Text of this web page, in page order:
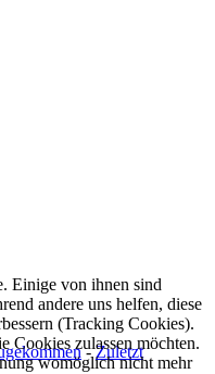
-Zuletzt
Einige von ihnen sind
andere uns helfen, diese
(Tracking Cookies).
Cookies zulassen möchten.
womöglich nicht mehr